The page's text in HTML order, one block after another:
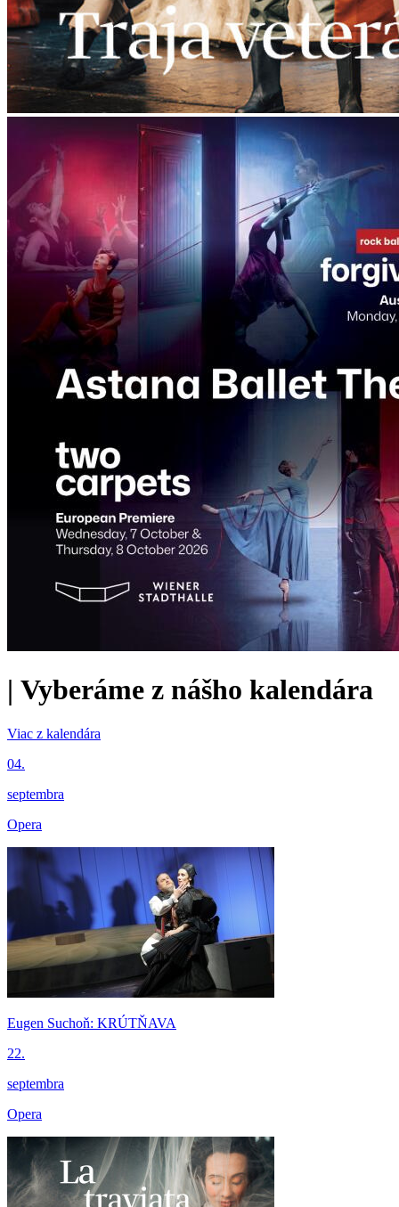
| Vyberáme z nášho kalendára
Viac z kalendára
04.
septembra
Opera
Eugen Suchoň: KRÚTŇAVA
22.
septembra
Opera